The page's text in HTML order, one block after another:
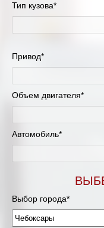
Тип кузова*
Привод*
Объем двигателя*
Автомобиль*
Выбор города*